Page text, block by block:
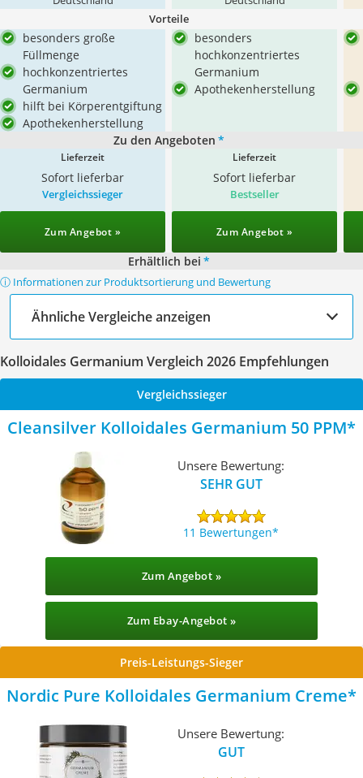
Vorteile
besonders große
Füllmenge
hochkonzentriertes
Germanium
hilft bei Körperentgiftung
Apothekenherstellung
besonders
hochkonzentriertes
Germanium
Apothekenherstellung
Zu den Angeboten *
Lieferzeit
Sofort lieferbar
Lieferzeit
Sofort lieferbar
Vergleichssieger
Zum Angebot »
Bestseller
Zum Angebot »
Erhältlich bei *
ⓘ Informationen zur Produktsortierung und Bewertung
Ähnliche Vergleiche anzeigen
Kolloidales Germanium Vergleich 2026 Empfehlungen
Vergleichssieger
Cleansilver Kolloidales Germanium 50 PPM
Unsere Bewertung:
SEHR GUT
11 Bewertungen
Zum Angebot »
Zum Ebay-Angebot »
Preis-Leistungs-Sieger
Nordic Pure Kolloidales Germanium Creme
Unsere Bewertung:
GUT